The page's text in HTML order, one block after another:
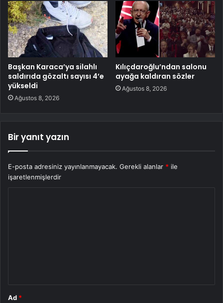
Başkan Karaca’ya silahlı
saldırıda gözaltı sayısı 4’e
yükseldi
Ağustos 8, 2026
Kılıçdaroğlu’ndan salonu
ayağa kaldıran sözler
Ağustos 8, 2026
Bir yanıt yazın
E-posta adresiniz yayınlanmayacak. Gerekli alanlar * ile
işaretlenmişlerdir
Ad *